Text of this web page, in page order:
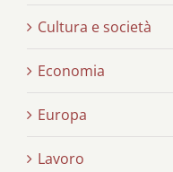
Cultura e società
Economia
Europa
Lavoro